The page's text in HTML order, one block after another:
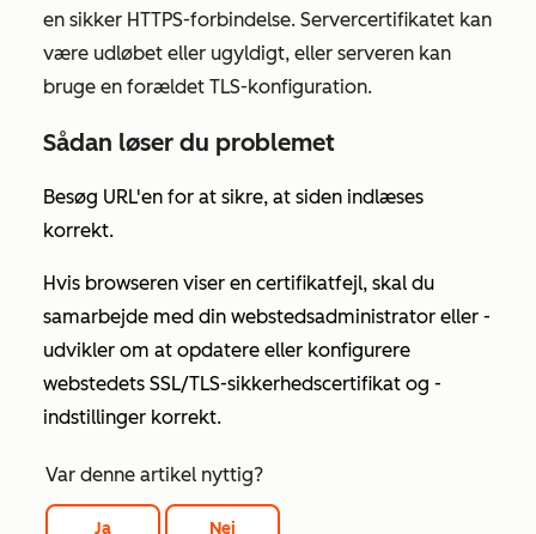
en sikker HTTPS-forbindelse. Servercertifikatet kan
være udløbet eller ugyldigt, eller serveren kan
bruge en forældet TLS-konfiguration.
Sådan løser du problemet
Besøg URL'en for at sikre, at siden indlæses
korrekt.
Hvis browseren viser en certifikatfejl, skal du
samarbejde med din webstedsadministrator eller -
udvikler om at opdatere eller konfigurere
webstedets SSL/TLS-sikkerhedscertifikat og -
indstillinger korrekt.
Var denne artikel nyttig?
Ja Nej